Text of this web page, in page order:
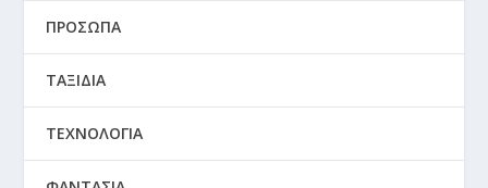
ΠΡΟΣΩΠΑ
ΤΑΞΙΔΙΑ
ΤΕΧΝΟΛΟΓΙΑ